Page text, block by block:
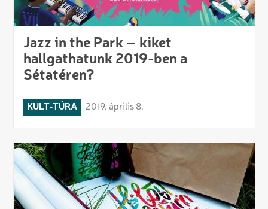
Jazz in the Park – kiket
hallgathatunk 2019-ben a
Sétatéren?
KULT-TÚRA 2019. április 8.